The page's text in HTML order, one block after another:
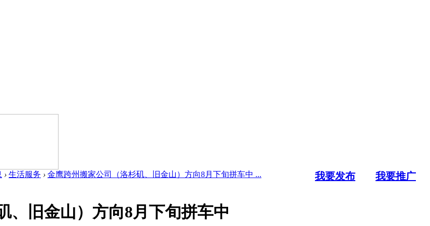
我要发布 我要推广
› 生活服务 › 金鹰跨州搬家公司（洛杉矶、旧金山）方向8月下旬拼车中 ...
、旧金山）方向8月下旬拼车中